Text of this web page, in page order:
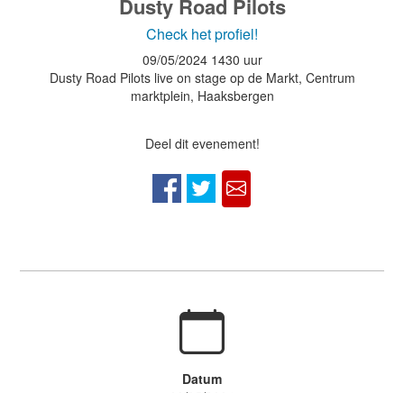
Dusty Road Pilots
Check het profiel!
09/05/2024 1430 uur
Dusty Road Pilots live on stage op de Markt, Centrum
marktplein, Haaksbergen
Deel dit evenement!
Datum